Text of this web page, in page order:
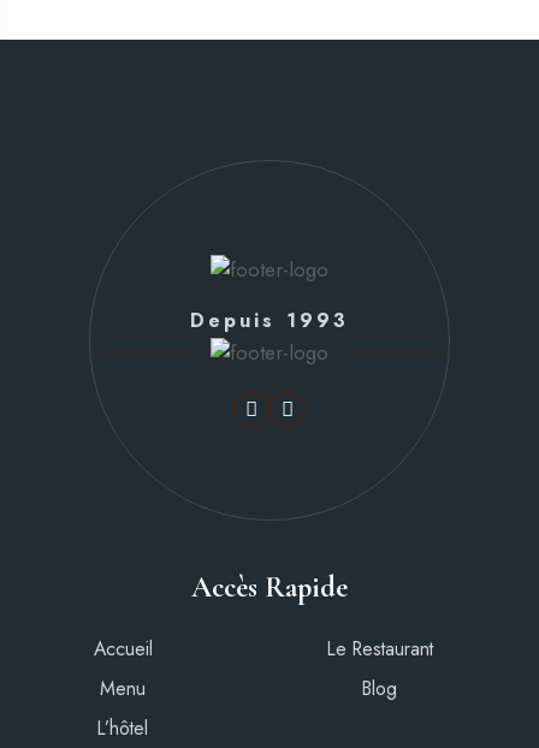
Accès Rapide
Accueil
Le Restaurant
Menu
Blog
L’hôtel
Depuis 1993